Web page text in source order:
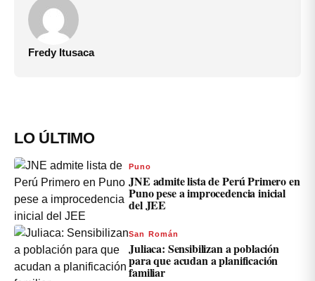
Fredy Itusaca
LO ÚLTIMO
Puno
JNE admite lista de Perú Primero en
Puno pese a improcedencia inicial
del JEE
San Román
Juliaca: Sensibilizan a población
para que acudan a planificación
familiar